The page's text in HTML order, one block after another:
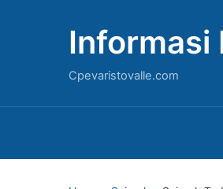
Informasi
Cpevaristovalle.com